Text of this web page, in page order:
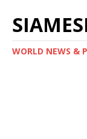
WORLD NEWS &